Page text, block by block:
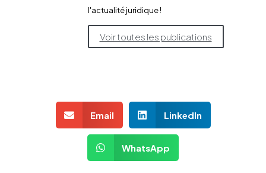
l'actualité juridique !
Voir toutes les publications
Email LinkedIn
WhatsApp